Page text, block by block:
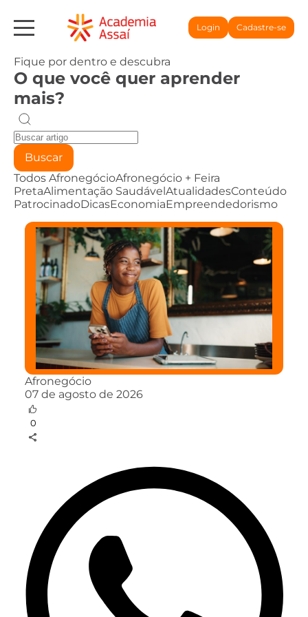
Login Cadastre-se
Fique por dentro e descubra
O que você quer aprender
mais?
Buscar
Todos AfronegócioAfronegócio + Feira
PretaAlimentação SaudávelAtualidadesConteúdo
PatrocinadoDicasEconomiaEmpreendedorismo
Afronegócio
07 de agosto de 2026
0